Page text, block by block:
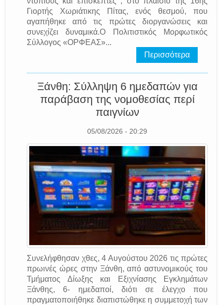
Γιορτής Χωριάτικης Πίτας, ενός θεσμού, που
αγαπήθηκε από τις πρώτες διοργανώσεις και
συνεχίζει δυναμικά.Ο Πολιτιστικός Μορφωτικός
Σύλλογος «ΟΡΦΕΑΣ»...
Περισσότερα
Ξάνθη: Σύλληψη 6 ημεδαπών για
παράβαση της νομοθεσίας περί
παιγνίων
05/08/2026 - 20:29
Συνελήφθησαν χθες, 4 Αυγούστου 2026 τις πρώτες
πρωινές ώρες στην Ξάνθη, από αστυνομικούς του
Τμήματος Δίωξης και Εξιχνίασης Εγκλημάτων
Ξάνθης, 6- ημεδαποί, διότι σε έλεγχο που
πραγματοποιήθηκε διαπιστώθηκε η συμμετοχή των